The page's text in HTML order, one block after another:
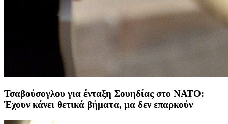
Τσαβούσογλου για ένταξη Σουηδίας στο ΝΑΤΟ:
Έχουν κάνει θετικά βήματα, μα δεν επαρκούν